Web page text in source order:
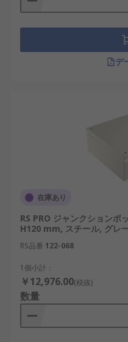
デ
在庫あり
RS PRO ジャンクション
H120 mm, スチール, グレ
RS品番 122-068
1個小計：
￥12,976.00(税抜)
数量